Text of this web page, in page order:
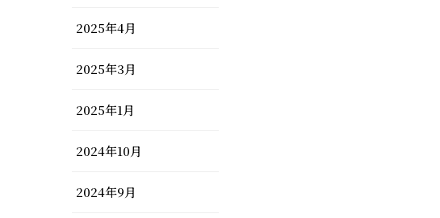
2025年4月
2025年3月
2025年1月
2024年10月
2024年9月